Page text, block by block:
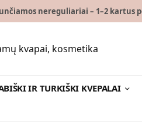
nereguliariai – 1–2 kartus
IR TURKIŠKI KVEPALAI